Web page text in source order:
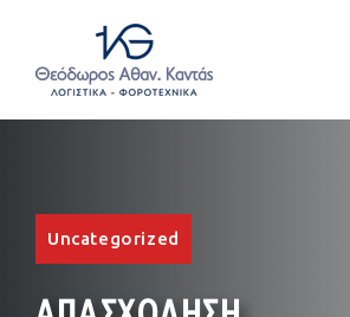
περιεχόμενο
Uncategorized